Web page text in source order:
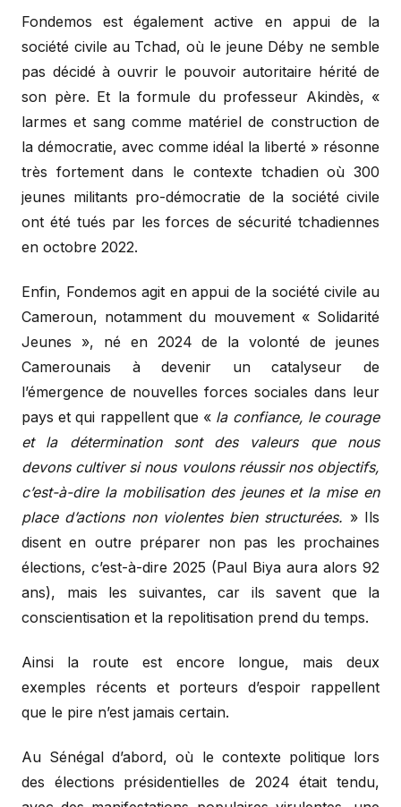
Fondemos est également active en appui de la
société civile au Tchad, où le jeune Déby ne semble
pas décidé à ouvrir le pouvoir autoritaire hérité de
son père. Et la formule du professeur Akindès, «
larmes et sang comme matériel de construction de
la démocratie, avec comme idéal la liberté » résonne
très fortement dans le contexte tchadien où 300
jeunes militants pro-démocratie de la société civile
ont été tués par les forces de sécurité tchadiennes
en octobre 2022.
Enfin, Fondemos agit en appui de la société civile au
Cameroun, notamment du mouvement « Solidarité
Jeunes », né en 2024 de la volonté de jeunes
Camerounais à devenir un catalyseur de
l’émergence de nouvelles forces sociales dans leur
pays et qui rappellent que « la confiance, le courage
et la détermination sont des valeurs que nous
devons cultiver si nous voulons réussir nos objectifs,
c’est-à-dire la mobilisation des jeunes et la mise en
place d’actions non violentes bien structurées. » Ils
disent en outre préparer non pas les prochaines
élections, c’est-à-dire 2025 (Paul Biya aura alors 92
ans), mais les suivantes, car ils savent que la
conscientisation et la repolitisation prend du temps.
Ainsi la route est encore longue, mais deux
exemples récents et porteurs d’espoir rappellent
que le pire n’est jamais certain.
Au Sénégal d’abord, où le contexte politique lors
des élections présidentielles de 2024 était tendu,